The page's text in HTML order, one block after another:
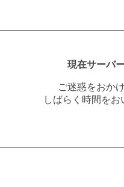
現在サーバ
ご迷惑をおか
しばらく時間を